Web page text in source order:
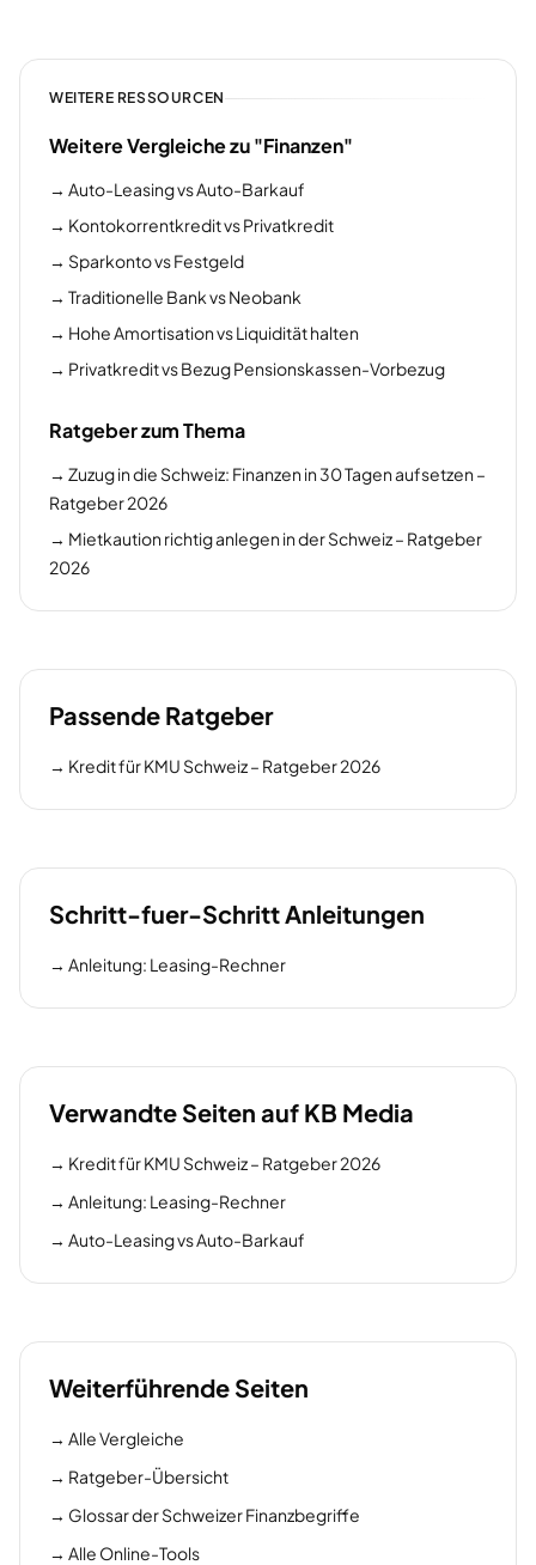
WEITERE RESSOURCEN
Weitere Vergleiche zu "Finanzen"
→ Auto-Leasing vs Auto-Barkauf
→ Kontokorrentkredit vs Privatkredit
→ Sparkonto vs Festgeld
→ Traditionelle Bank vs Neobank
→ Hohe Amortisation vs Liquidität halten
→ Privatkredit vs Bezug Pensionskassen-Vorbezug
Ratgeber zum Thema
→ Zuzug in die Schweiz: Finanzen in 30 Tagen aufsetzen –
Ratgeber 2026
→ Mietkaution richtig anlegen in der Schweiz – Ratgeber
2026
Passende Ratgeber
→ Kredit für KMU Schweiz – Ratgeber 2026
Schritt-fuer-Schritt Anleitungen
→ Anleitung: Leasing-Rechner
Verwandte Seiten auf KB Media
→ Kredit für KMU Schweiz – Ratgeber 2026
→ Anleitung: Leasing-Rechner
→ Auto-Leasing vs Auto-Barkauf
Weiterführende Seiten
→ Alle Vergleiche
→ Ratgeber-Übersicht
→ Glossar der Schweizer Finanzbegriffe
→ Alle Online-Tools